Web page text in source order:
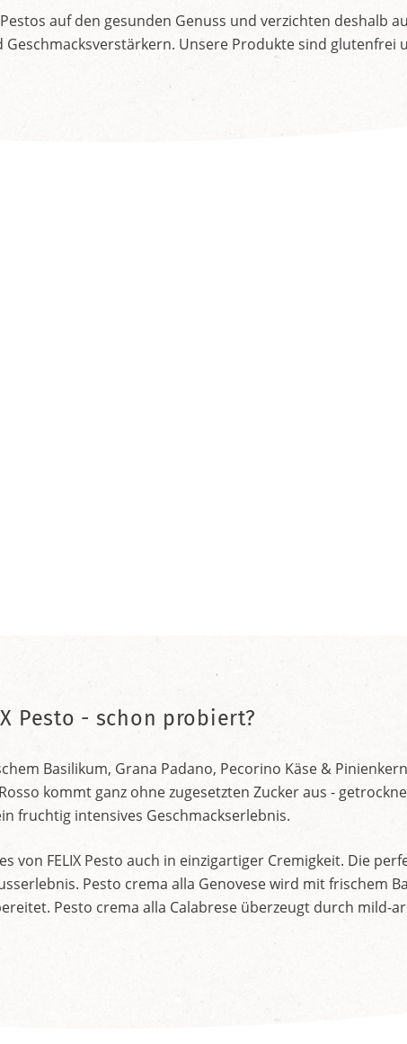
auf den gesunden Genuss und verzichten deshalb
Unsere Produkte sind glutenfrei
Pesto - schon probiert?
Basilikum, Grana Padano, Pecorino Käse &
kommt ganz ohne zugesetzten Zucker aus -
fruchtig intensives Geschmackserlebnis.
von FELIX Pesto auch in einzigartiger Cremigkeit. Die
Pesto crema alla Genovese wird mit frischem
Pesto crema alla Calabrese überzeugt durch mild-